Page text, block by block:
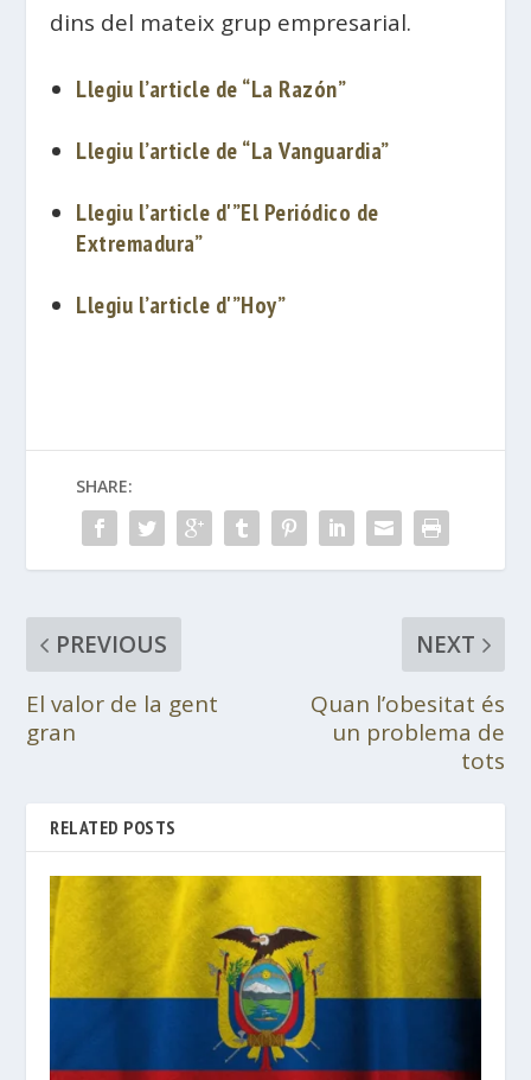
dins del mateix grup empresarial.
Llegiu l’article de “La Razón”
Llegiu l’article de “La Vanguardia”
Llegiu l’article d'”El Periódico de
Extremadura”
Llegiu l’article d'”Hoy”
SHARE:
PREVIOUS
El valor de la gent
gran
NEXT
Quan l’obesitat és
un problema de
tots
RELATED POSTS